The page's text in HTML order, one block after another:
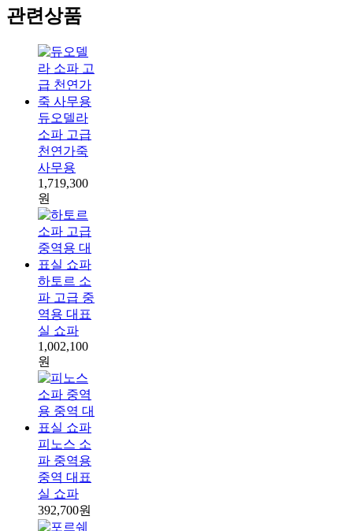
관련상품
듀오델라
소파 고급
천연가죽
사무용
1,719,300
원
하토르 소
파 고급 중
역용 대표
실 쇼파
1,002,100
원
피노스 소
파 중역용
중역 대표
실 쇼파
392,700원